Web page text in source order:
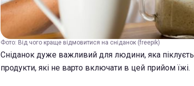
Фото: Від чого краще відмовитися на сніданок (freepik)
Сніданок дуже важливий для людини, яка
продукти, які не варто включати в цей прийом їжі.